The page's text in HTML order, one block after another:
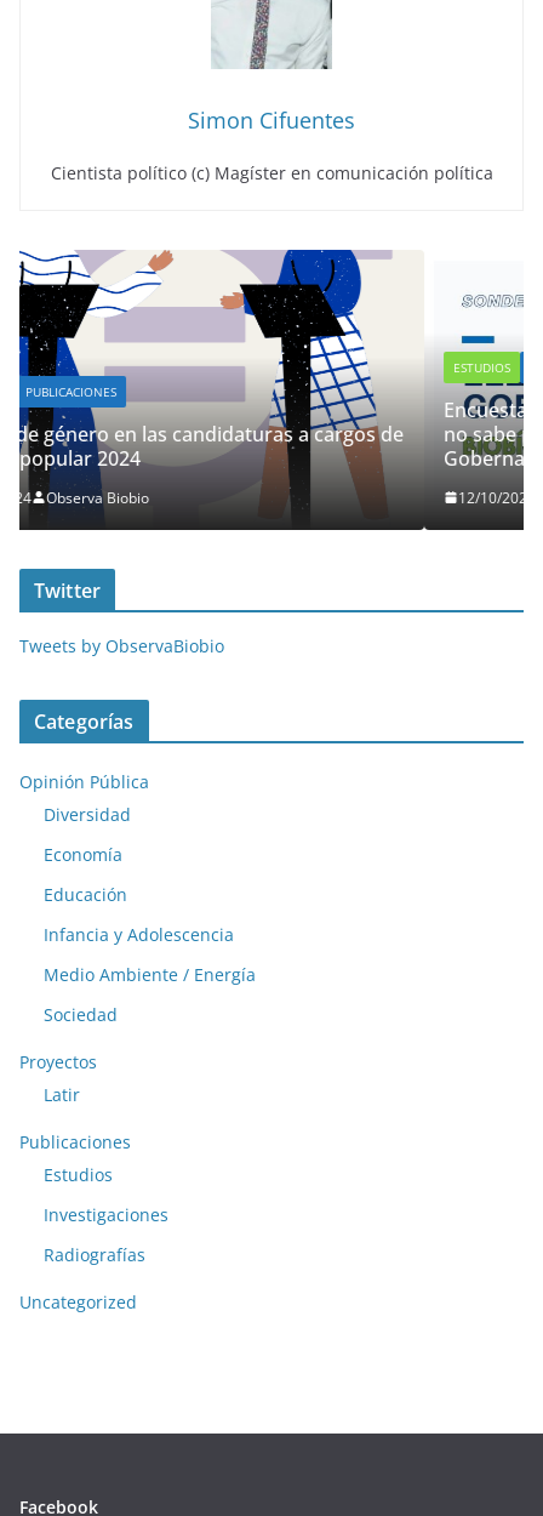
Simon Cifuentes
Cientista político (c) Magíster en comunicación política
de
ESTUDIOS PUBLICACIONES
Encuesta Observa Biobío: Un 29% de las personas
no sabe por quién votar en las elecciones de
Gobernador Regional
12/10/2024 Observa Biobio
Twitter
Tweets by ObservaBiobio
Categorías
Opinión Pública
Diversidad
Economía
Educación
Infancia y Adolescencia
Medio Ambiente / Energía
Sociedad
Proyectos
Latir
Publicaciones
Estudios
Investigaciones
Radiografías
Uncategorized
Facebook